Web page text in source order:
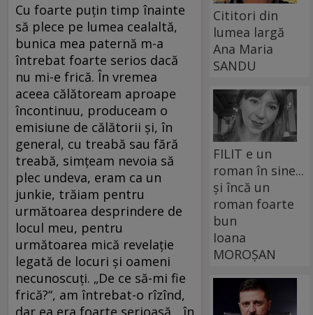
Cu foarte puțin timp înainte
să plece pe lumea cealaltă,
bunica mea paternă m-a
întrebat foarte serios dacă
nu mi-e frică. În vremea
aceea călătoream aproape
încontinuu, produceam o
emisiune de călătorii și, în
general, cu treabă sau fără
treabă, simțeam nevoia să
plec undeva, eram ca un
junkie, trăiam pentru
următoarea desprindere de
locul meu, pentru
următoarea mică revelație
legată de locuri și oameni
necunoscuți. „De ce să-mi fie
frică?“, am întrebat-o rîzînd,
dar ea era foarte serioasă, „în
Cititori din
lumea largă
Ana Maria
SANDU
FILIT e un
roman în sine...
și încă un
roman foarte
bun
Ioana
MOROȘAN